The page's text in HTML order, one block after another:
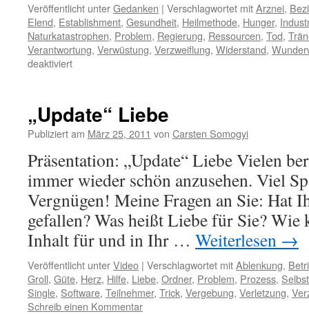
Veröffentlicht unterGedanken | Verschlagwortet mitArznei,
Elend, Establishment, Gesundheit, Heilmethode, Hunger,
Naturkatastrophen, Problem, Regierung, Ressourcen, Tod,
Verantwortung, Verwüstung, Verzweiflung, Widerstand,
deaktiviertfür
Wahl
„Update“ Liebe
Publiziert am März 25, 2011 von Carsten Somogyi
Präsentation: „Update“ Liebe Vielen
immer wieder schön anzusehen. Viel
Vergnügen! Meine Fragen an Sie: Hat
gefallen? Was heißt Liebe für Sie? Wie
Inhalt für und in Ihr … Weiterlesen →
Veröffentlicht unterVideo | Verschlagwortet mitAblenkung,
Groll, Güte, Herz, Hilfe, Liebe, Ordner, Problem, Prozess, Selbst
Single, Software, Teilnehmer, Trick, Vergebung, Verletzung,
Schreib einen Kommentar